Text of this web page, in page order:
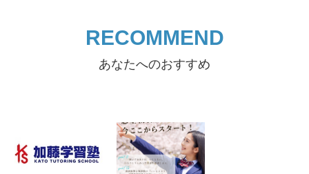
RECOMMEND
あなたへのおすすめ